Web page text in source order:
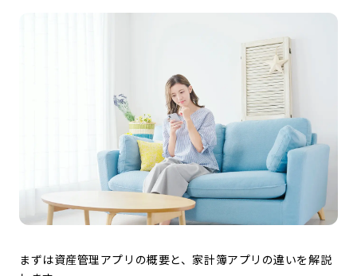
まずは資産管理アプリの概要と、家計簿アプリの違いを解説